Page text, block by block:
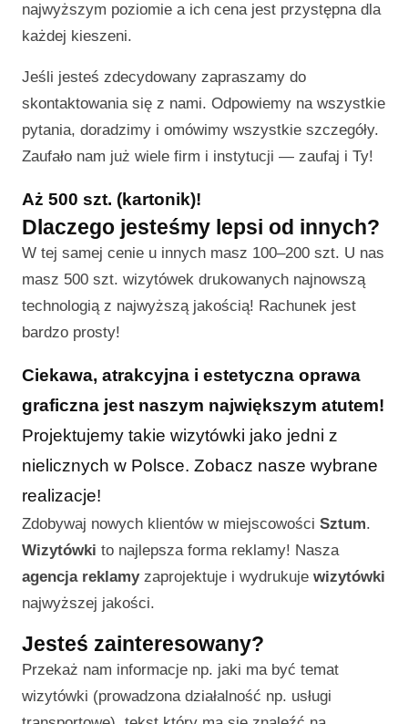
najwyższym poziomie a ich cena jest przystępna dla
każdej kieszeni.
Jeśli jesteś zdecydowany zapraszamy do
skontaktowania się z nami. Odpowiemy na wszystkie
pytania, doradzimy i omówimy wszystkie szczegóły.
Zaufało nam już wiele firm i instytucji — zaufaj i Ty!
Aż 500 szt. (kartonik)!
Dlaczego jesteśmy lepsi od innych?
W tej samej cenie u innych masz 100–200 szt. U nas
masz 500 szt. wizytówek drukowanych najnowszą
technologią z najwyższą jakością! Rachunek jest
bardzo prosty!
Ciekawa, atrakcyjna i estetyczna oprawa
graficzna jest naszym największym atutem!
Projektujemy takie wizytówki jako jedni z
nielicznych w Polsce. Zobacz nasze wybrane
realizacje!
Zdobywaj nowych klientów w miejscowości Sztum.
Wizytówki to najlepsza forma reklamy! Nasza
agencja reklamyzaprojektuje i wydrukuje wizytówki
najwyższej jakości.
Jesteś zainteresowany?
Przekaż nam informacje np. jaki ma być temat
wizytówki (prowadzona działalność np. usługi